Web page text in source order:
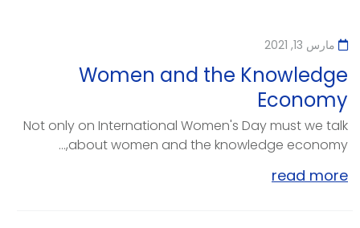
مارس 13, 2021
Women and the Knowledge
Economy
Not only on International Women's Day must we talk
about women and the knowledge economy,...
read more